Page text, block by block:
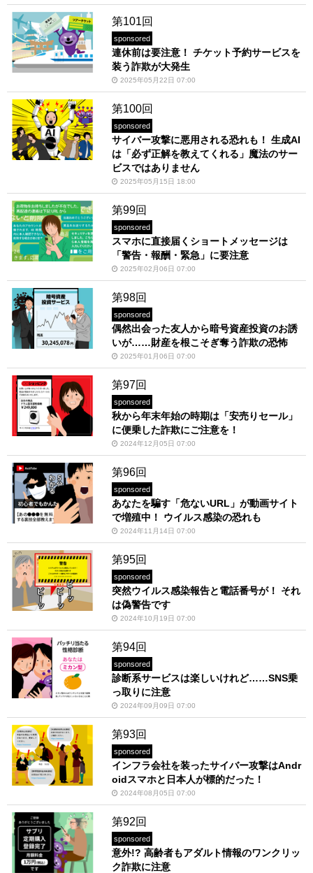
第101回
sponsored
連休前は要注意！ チケット予約サービスを
装う詐欺が大発生
2025年05月22日 07:00
第100回
sponsored
サイバー攻撃に悪用される恐れも！ 生成AI
は「必ず正解を教えてくれる」魔法のサー
ビスではありません
2025年05月15日 18:00
第99回
sponsored
スマホに直接届くショートメッセージは
「警告・報酬・緊急」に要注意
2025年02月06日 07:00
第98回
sponsored
偶然出会った友人から暗号資産投資のお誘
いが……財産を根こそぎ奪う詐欺の恐怖
2025年01月06日 07:00
第97回
sponsored
秋から年末年始の時期は「安売りセール」
に便乗した詐欺にご注意を！
2024年12月05日 07:00
第96回
sponsored
あなたを騙す「危ないURL」が動画サイト
で増殖中！ ウイルス感染の恐れも
2024年11月14日 07:00
第95回
sponsored
突然ウイルス感染報告と電話番号が！ それ
は偽警告です
2024年10月19日 07:00
第94回
sponsored
診断系サービスは楽しいけれど……SNS乗
っ取りに注意
2024年09月09日 07:00
第93回
sponsored
インフラ会社を装ったサイバー攻撃はAndr
oidスマホと日本人が標的だった！
2024年08月05日 07:00
第92回
sponsored
意外!? 高齢者もアダルト情報のワンクリッ
ク詐欺に注意